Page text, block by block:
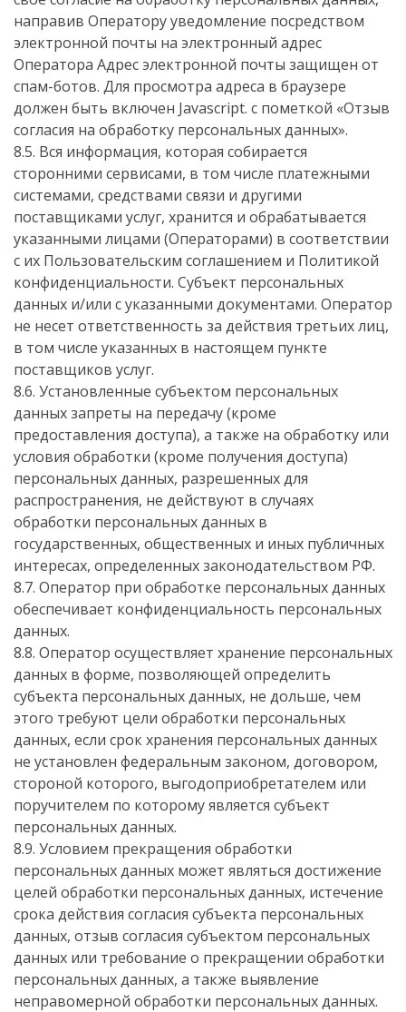
направив Оператору уведомление посредством
электронной почты на электронный адрес
Оператора Адрес электронной почты защищен от
спам-ботов. Для просмотра адреса в браузере
должен быть включен Javascript. с пометкой «Отзыв
согласия на обработку персональных данных».
8.5. Вся информация, которая собирается
сторонними сервисами, в том числе платежными
системами, средствами связи и другими
поставщиками услуг, хранится и обрабатывается
указанными лицами (Операторами) в соответствии
с их Пользовательским соглашением и Политикой
конфиденциальности. Субъект персональных
данных и/или с указанными документами. Оператор
не несет ответственность за действия третьих лиц,
в том числе указанных в настоящем пункте
поставщиков услуг.
8.6. Установленные субъектом персональных
данных запреты на передачу (кроме
предоставления доступа), а также на обработку или
условия обработки (кроме получения доступа)
персональных данных, разрешенных для
распространения, не действуют в случаях
обработки персональных данных в
государственных, общественных и иных публичных
интересах, определенных законодательством РФ.
8.7. Оператор при обработке персональных данных
обеспечивает конфиденциальность персональных
данных.
8.8. Оператор осуществляет хранение персональных
данных в форме, позволяющей определить
субъекта персональных данных, не дольше, чем
этого требуют цели обработки персональных
данных, если срок хранения персональных данных
не установлен федеральным законом, договором,
стороной которого, выгодоприобретателем или
поручителем по которому является субъект
персональных данных.
8.9. Условием прекращения обработки
персональных данных может являться достижение
целей обработки персональных данных, истечение
срока действия согласия субъекта персональных
данных, отзыв согласия субъектом персональных
данных или требование о прекращении обработки
персональных данных, а также выявление
неправомерной обработки персональных данных.